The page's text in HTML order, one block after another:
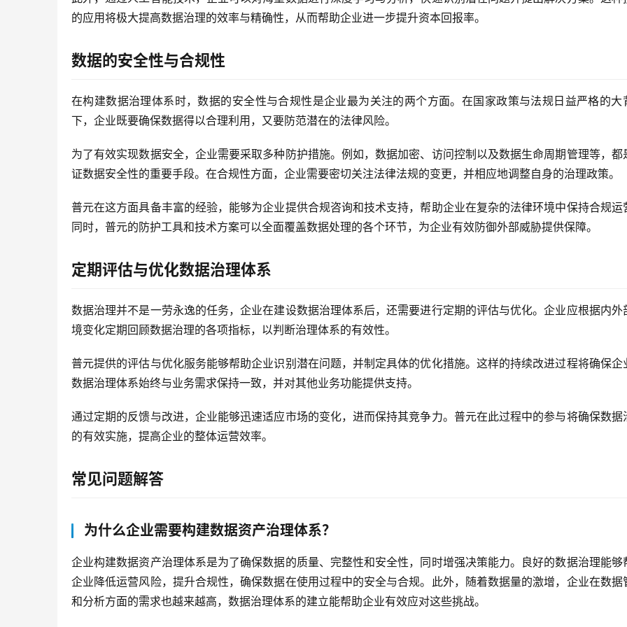
的应用将极大提高数据治理的效率与精确性，从而帮助企业进一步提升资本回报率。
数据的安全性与合规性
在构建数据治理体系时，数据的安全性与合规性是企业最为关注的两个方面。在国家政策与法规日益严格的大
下，企业既要确保数据得以合理利用，又要防范潜在的法律风险。
为了有效实现数据安全，企业需要采取多种防护措施。例如，数据加密、访问控制以及数据生命周期管理等，都
证数据安全性的重要手段。在合规性方面，企业需要密切关注法律法规的变更，并相应地调整自身的治理政策。
普元在这方面具备丰富的经验，能够为企业提供合规咨询和技术支持，帮助企业在复杂的法律环境中保持合规运
同时，普元的防护工具和技术方案可以全面覆盖数据处理的各个环节，为企业有效防御外部威胁提供保障。
定期评估与优化数据治理体系
数据治理并不是一劳永逸的任务，企业在建设数据治理体系后，还需要进行定期的评估与优化。企业应根据内外
境变化定期回顾数据治理的各项指标，以判断治理体系的有效性。
普元提供的评估与优化服务能够帮助企业识别潜在问题，并制定具体的优化措施。这样的持续改进过程将确保企
数据治理体系始终与业务需求保持一致，并对其他业务功能提供支持。
通过定期的反馈与改进，企业能够迅速适应市场的变化，进而保持其竞争力。普元在此过程中的参与将确保数据
的有效实施，提高企业的整体运营效率。
常见问题解答
为什么企业需要构建数据资产治理体系？
企业构建数据资产治理体系是为了确保数据的质量、完整性和安全性，同时增强决策能力。良好的数据治理能够
企业降低运营风险，提升合规性，确保数据在使用过程中的安全与合规。此外，随着数据量的激增，企业在数据
和分析方面的需求也越来越高，数据治理体系的建立能帮助企业有效应对这些挑战。